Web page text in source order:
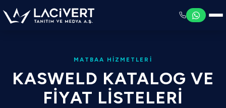
MATBAA HIZMETLERI
KASWELD KATALOG VE
FIYAT LISTELERI